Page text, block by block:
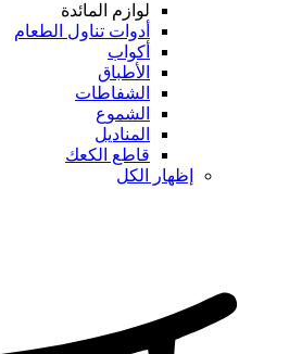
لوازم المائدة
أدوات تناول الطعام
أكواب
الأطباق
الشفاطات
الشموع
المناديل
قاطع الكعك
إظهار الكل